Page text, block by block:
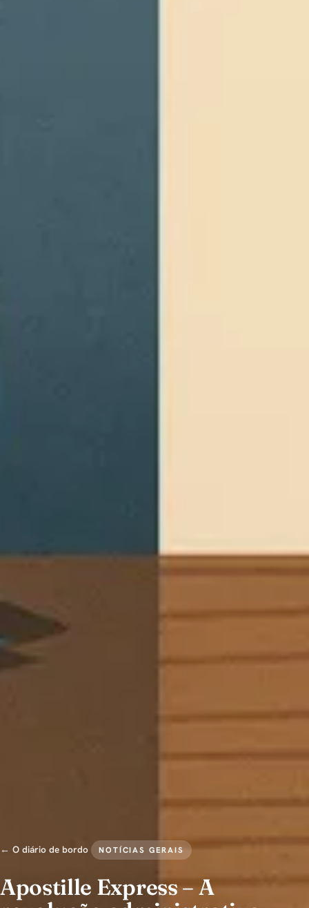
← O diário de bordo NOTÍCIAS GERAIS
Apostille Express – A